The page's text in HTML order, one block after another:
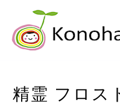
精霊 フロス